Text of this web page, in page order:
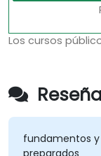
Los cursos
fundamentos